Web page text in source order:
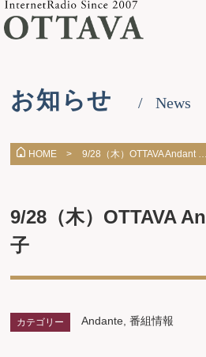
お知らせ News
HOME > 9/28（木）OTTAVA Andant …
9/28（木）OTTAVA
子
カテゴリー Andante ,番組情報